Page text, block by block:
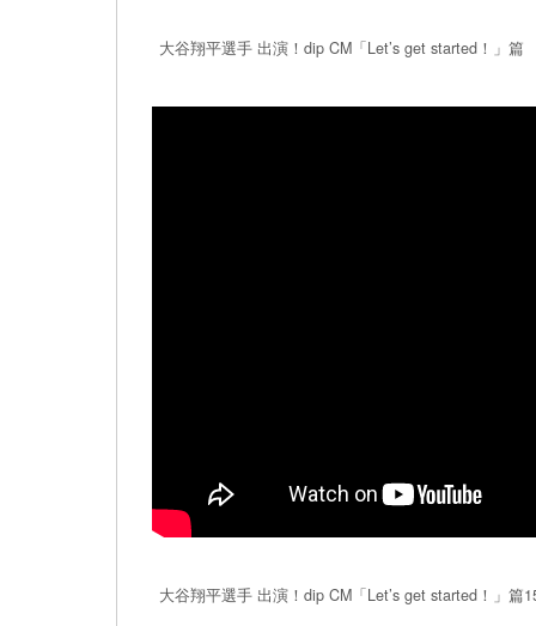
大谷翔平選手 出演！dip CM「Let’s get started！」
大谷翔平選手 出演！dip CM「Let’s get started！」篇